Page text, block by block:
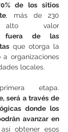
de los sitios
, más de 230
valor
fuera de las
que otorga la
organizaciones
locales.
etapa.
será a través de
donde los
avanzar en
obtener esos